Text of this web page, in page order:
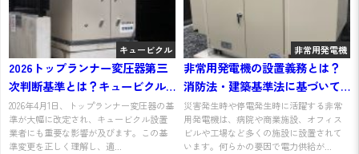
キュービクル
2026トップランナー変圧器第三
次判断基準とは？キュービクル
設置業者向けの注意点
2026年4月1日、トップランナー変圧器の基
準が大幅に改定され、キュービクル設置
業者にも重要な影響が及びます。この基
準変更を正しく理解し、適...
非常用発電機
非常用発電機の設置義務とは？
消防法・建築基準法に基づいて
わかりやすく解説
災害発生時や停電発生時に活躍する非常
用発電機は、病院や商業施設、オフィス
ビルや工場など多くの施設に設置されて
います。何らかの要因で電力供給が...